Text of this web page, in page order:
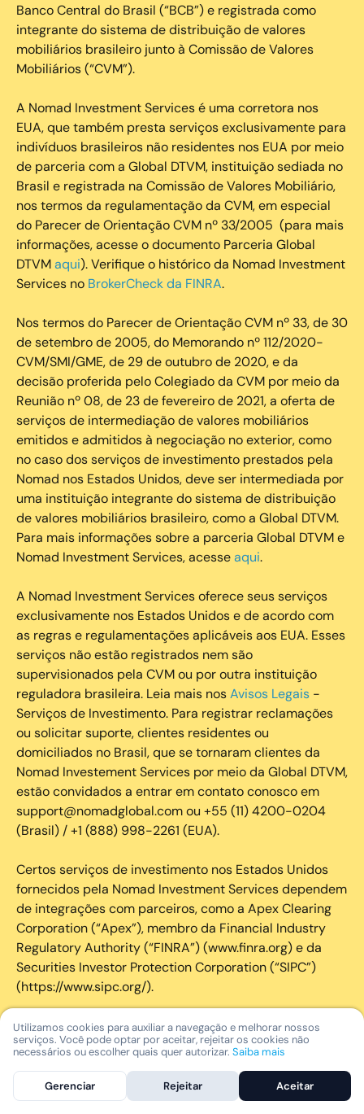
Banco Central do Brasil (“BCB”) e registrada como
integrante do sistema de distribuição de valores
mobiliários brasileiro junto à Comissão de Valores
Mobiliários (“CVM”).
‍A Nomad Investment Services é uma corretora nos
EUA, que também presta serviços exclusivamente para
indivíduos brasileiros não residentes nos EUA por meio
de parceria com a Global DTVM, instituição sediada no
Brasil e registrada na Comissão de Valores Mobiliário,
nos termos da regulamentação da CVM, em especial
do Parecer de Orientação CVM nº 33/2005 (para mais
informações, acesse o documento Parceria Global
DTVMaqui). Verifique o histórico da Nomad Investment
Services no BrokerCheck da FINRA.
Nos termos do Parecer de Orientação CVM nº 33, de 30
de setembro de 2005, do Memorando nº 112/2020-
CVM/SMI/GME, de 29 de outubro de 2020, e da
decisão proferida pelo Colegiado da CVM por meio da
Reunião nº 08, de 23 de fevereiro de 2021, a oferta de
serviços de intermediação de valores mobiliários
emitidos e admitidos à negociação no exterior, como
no caso dos serviços de investimento prestados pela
Nomad nos Estados Unidos, deve ser intermediada por
uma instituição integrante do sistema de distribuição
de valores mobiliários brasileiro, como a Global DTVM.
Para mais informações sobre a parceria Global DTVM e
Nomad Investment Services, acesseaqui.
A Nomad Investment Services oferece seus serviços
exclusivamente nos Estados Unidos e de acordo com
as regras e regulamentações aplicáveis aos EUA. Esses
serviços não estão registrados nem são
supervisionados pela CVM ou por outra instituição
reguladora brasileira. Leia mais nosAvisos Legais -
Serviços de Investimento. Para registrar reclamações
ou solicitar suporte, clientes residentes ou
domiciliados no Brasil, que se tornaram clientes da
Nomad Investement Services por meio da Global DTVM,
estão convidados a entrar em contato conosco em
support@nomadglobal.com ou +55 (11) 4200-0204
(Brasil) / +1 (888) 998-2261 (EUA).
Certos serviços de investimento nos Estados Unidos
fornecidos pela Nomad Investment Services dependem
de integrações com parceiros, como a Apex Clearing
Corporation (“Apex”), membro da Financial Industry
Regulatory Authority (“FINRA”) (www.finra.org) e da
Securities Investor Protection Corporation (“SIPC”)
(https://www.sipc.org/).
A SIPC protege os valores mobiliários de clientes de
seus membros em até US$ 250.000,00 para
disponível mediante solicitação ou em www.sipc.org. O
SIPC não protege contra perdas de mercado e não
Utilizamos cookies para auxiliar a navegação e melhorar nossos
serviços. Você pode optar por aceitar, rejeitar os cookies não
necessários ou escolher quais quer autorizar. Saiba mais
Gerenciar Rejeitar Aceitar